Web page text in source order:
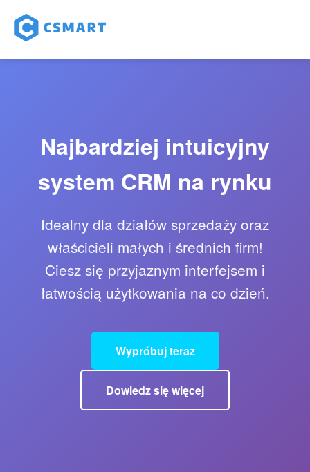
Najbardziej intuicyjny
system CRM na rynku
Idealny dla działów sprzedaży oraz
właścicieli małych i średnich firm!
Ciesz się przyjaznym interfejsem i
łatwością użytkowania na co dzień.
Wypróbuj teraz
Dowiedz się więcej